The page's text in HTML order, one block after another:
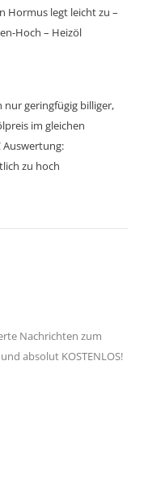
Hormus legt leicht zu –
Hoch – Heizöl
nur geringfügig billiger,
im gleichen
Auswertung:
zu hoch
Nachrichten zum
absolut KOSTENLOS!